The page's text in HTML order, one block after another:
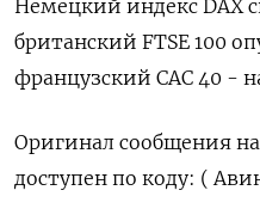
Немецкий индекс DAX
британский FTSE 100
французский CAC 40 -
Оригинал сообщения
доступен по коду: (